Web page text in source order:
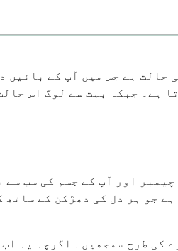
حالت ہے جس میں آپ کے
کو متاثر کرتا ہے۔ جبکہ بہت
اور آپ کے جسم کی سب
جو ہر دل کی دھڑکن کے
کی طرح سمجھیں۔ اگرچہ یہ